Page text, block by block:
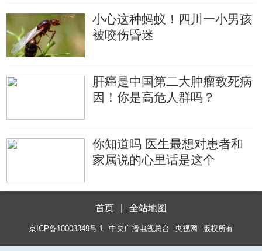
小心这种蚂蚁！四川一小男孩
被咬伤昏迷
肝癌是中国第二大肿瘤致死病
因！你是高危人群吗？
你知道吗 医生最想对患者和
家属说的心里话是这个
首页 全站地图
京ICP备10003349号-1 中央广播电视总台 央视网 版权所有